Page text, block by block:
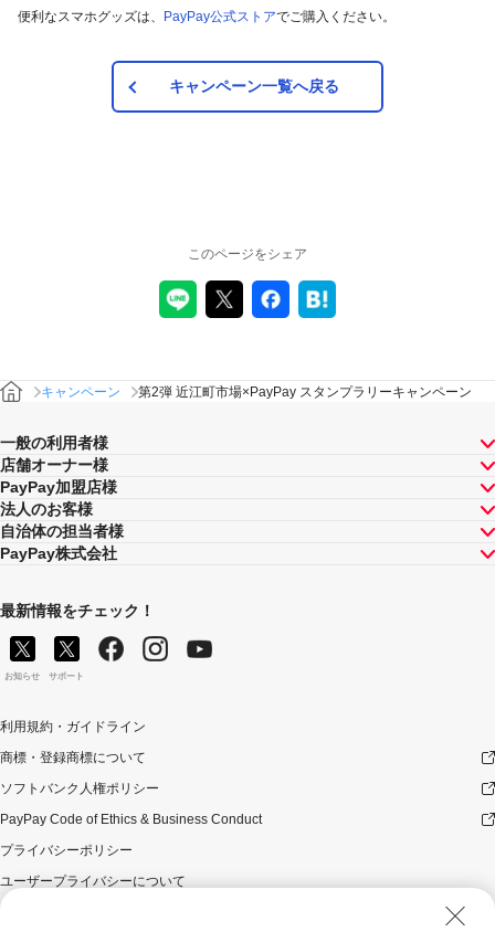
便利なスマホグッズは、 PayPay公式ストアでご購入ください。
キャンペーン一覧へ戻る
このページをシェア
キャンペーン 第2弾 近江町市場×PayPay スタンプラリーキャンペーン
一般の利用者様
店舗オーナー様
PayPay加盟店様
法人のお客様
自治体の担当者様
PayPay株式会社
最新情報をチェック！
お知らせ サポート
利用規約・ガイドライン
商標・登録商標について
ソフトバンク人権ポリシー
PayPay Code of Ethics & Business Conduct
プライバシーポリシー
ユーザープライバシーについて